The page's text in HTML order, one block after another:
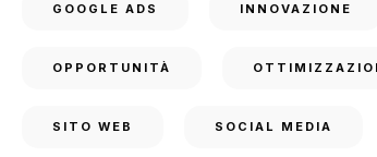
GOOGLE ADS INNOVAZIONE
OPPORTUNITÀ
SITO WEB SOCIAL MEDIA